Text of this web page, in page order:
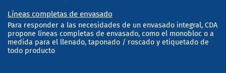
Líneas completas de envasado
Para responder a las necesidades de un envasado integral, CDA
propone líneas completas de envasado, como el monobloc o a
medida para el llenado, taponado / roscado y etiquetado de
todo producto